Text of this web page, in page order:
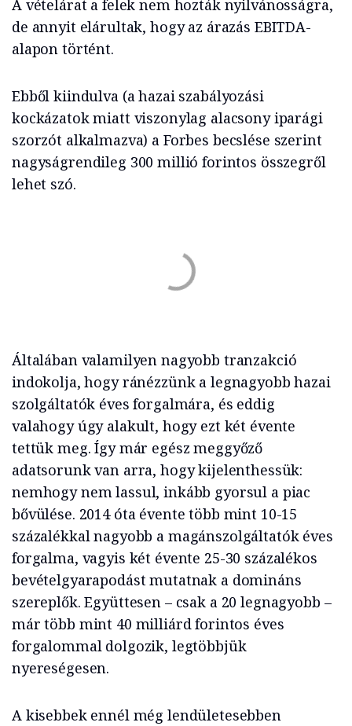
A vételárat a felek nem hozták nyilvánosságra,
de annyit elárultak, hogy az árazás EBITDA-
alapon történt.
Ebből kiindulva (a hazai szabályozási
kockázatok miatt viszonylag alacsony iparági
szorzót alkalmazva) a Forbes becslése szerint
nagyságrendileg 300 millió forintos összegről
lehet szó.
Általában valamilyen nagyobb tranzakció
indokolja, hogy ránézzünk a legnagyobb hazai
szolgáltatók éves forgalmára, és eddig
valahogy úgy alakult, hogy ezt két évente
tettük meg. Így már egész meggyőző
adatsorunk van arra, hogy kijelenthessük:
nemhogy nem lassul, inkább gyorsul a piac
bővülése. 2014 óta évente több mint 10-15
százalékkal nagyobb a magánszolgáltatók éves
forgalma, vagyis két évente 25-30 százalékos
bevételgyarapodást mutatnak a domináns
szereplők. Együttesen – csak a 20 legnagyobb –
már több mint 40 milliárd forintos éves
forgalommal dolgozik, legtöbbjük
nyereségesen.
A kisebbek ennél még lendületesebben